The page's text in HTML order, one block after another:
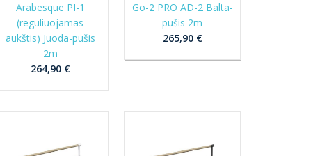
Arabesque PI-1
(reguliuojamas
aukštis) Juoda-pušis
2m
264,90 €
Go-2 PRO AD-2 Balta-
pušis 2m
265,90 €